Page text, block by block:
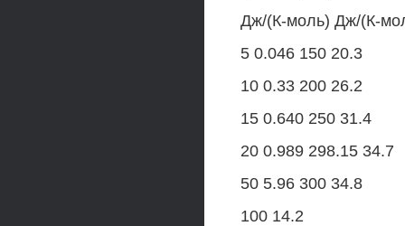
Дж/(К-моль) Дж/(К-
5 0.046 150 20.3
10 0.33 200 26.2
15 0.640 250 31.4
20 0.989 298.15 34.7
50 5.96 300 34.8
100 14.2